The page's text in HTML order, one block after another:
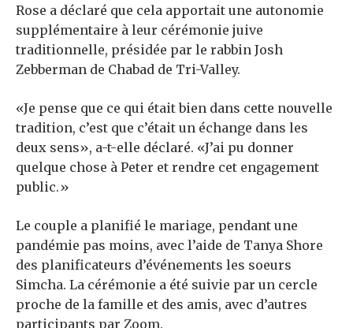
Rose a déclaré que cela apportait une autonomie
supplémentaire à leur cérémonie juive
traditionnelle, présidée par le rabbin Josh
Zebberman de Chabad de Tri-Valley.
«Je pense que ce qui était bien dans cette nouvelle
tradition, c’est que c’était un échange dans les
deux sens», a-t-elle déclaré. «J’ai pu donner
quelque chose à Peter et rendre cet engagement
public.»
Le couple a planifié le mariage, pendant une
pandémie pas moins, avec l’aide de Tanya Shore
des planificateurs d’événements les soeurs
Simcha. La cérémonie a été suivie par un cercle
proche de la famille et des amis, avec d’autres
participants par Zoom.